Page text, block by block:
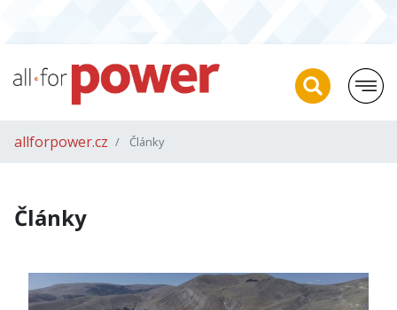
allforpower.cz Články
Články